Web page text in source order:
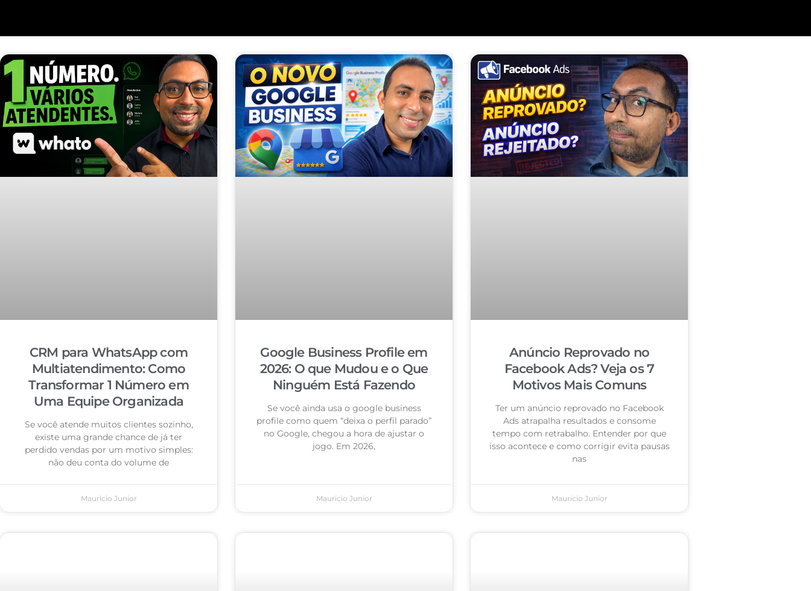
CRM para WhatsApp com
Multiatendimento: Como
Transformar 1 Número em
Uma Equipe Organizada
Se você atende muitos clientes sozinho,
existe uma grande chance de já ter
perdido vendas por um motivo simples:
não deu conta do volume de
Mauricio Junior
Google Business Profile em
2026: O que Mudou e o Que
Ninguém Está Fazendo
Se você ainda usa o google business
profile como quem “deixa o perfil parado”
no Google, chegou a hora de ajustar o
jogo. Em 2026,
Mauricio Junior
Anúncio Reprovado no
Facebook Ads? Veja os 7
Motivos Mais Comuns
Ter um anúncio reprovado no Facebook
Ads atrapalha resultados e consome
tempo com retrabalho. Entender por que
isso acontece e como corrigir evita pausas
nas
Mauricio Junior